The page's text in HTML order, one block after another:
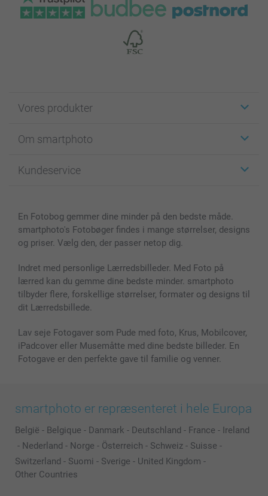
Vores produkter
Fotokort
Fotobøger
Cover til mobil & tablet
MyNameBook
Fotorammer & Tilbehør
Alle fotoprodukter
Om smartphoto
For affiliate
Sitemap
Betingelser og garantier
Kundeservice
smartbonus
Priser & betaling
En Fotobog gemmer dine minder på den bedste måde.
smartphoto's Fotobøger findes i mange størrelser, designs
og priser. Vælg den, der passer netop dig.
Indret med personlige Lærredsbilleder. Med Foto på
lærred kan du gemme dine bedste minder. smartphoto
tilbyder flere, forskellige størrelser, formater og designs til
dit Lærredsbillede.
Lav seje Fotogaver som Pude med foto, Krus, Mobilcover,
iPadcover eller Musemåtte med dine bedste billeder. En
Fotogave er den perfekte gave til familie og venner.
smartphoto er repræsenteret i hele Europa
België - Belgique - Danmark - Deutschland - France - Ireland
- Nederland - Norge - Österreich - Schweiz - Suisse -
Switzerland - Suomi - Sverige - United Kingdom -
Other Countries